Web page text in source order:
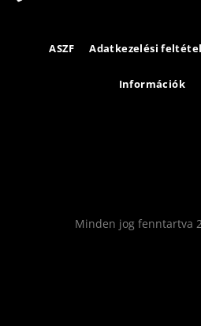
ASZF Adatkezelési
Információk
Minden jog fenntartva